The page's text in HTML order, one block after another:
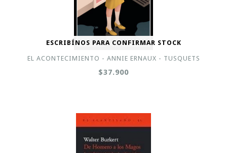
ESCRIBÍNOS PARA CONFIRMAR STOCK
EL ACONTECIMIENTO - ANNIE ERNAUX - TUSQUETS
$37.900